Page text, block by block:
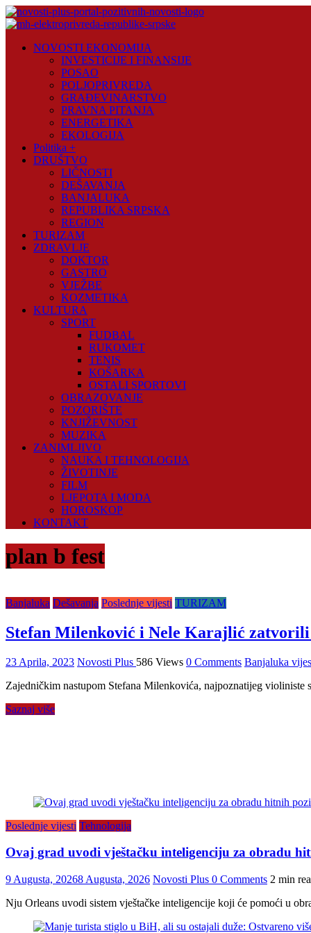
Skip
to
Plus
NOVOSTI EKONOMIJA
INVESTICIJE I FINANSIJE
POSAO
POLJOPRIVREDA
GRAĐEVINARSTVO
PRAVNA PITANJA
ENERGETIKA
EKOLOGIJA
Politika +
DRUŠTVO
LIČNOSTI
DEŠAVANJA
BANJALUKA
REPUBLIKA SRPSKA
REGION
TURIZAM
ZDRAVLJE
DOKTOR
GASTRO
VJEŽBE
KOZMETIKA
KULTURA
SPORT
FUDBAL
RUKOMET
TENIS
KOŠARKA
OSTALI SPORTOVI
OBRAZOVANJE
POZORIŠTE
KNJIŽEVNOST
MUZIKA
ZANIMLJIVO
NAUKA I TEHNOLOGIJA
ŽIVOTINJE
FILM
LJEPOTA I MODA
HOROSKOP
KONTAKT
plan b fest
Banjaluka Dešavanja Poslednje vijesti TURIZAM
Stefan Milenković i Nele Karajlić zatvorili
23 Aprila, 2023 Novosti Plus 586 Views 0 Comments Banjaluka
Zajedničkim nastupom Stefana Milenkovića, najpoznatijeg
Saznaj više
Poslednje vijesti Tehnologija
Ovaj grad uvodi vještačku inteligenciju za obradu
9 Augusta, 20268 Augusta, 2026 Novosti Plus 0 Comments 2 min
Nju Orleans uvodi sistem vještačke inteligencije koji će pomoći u